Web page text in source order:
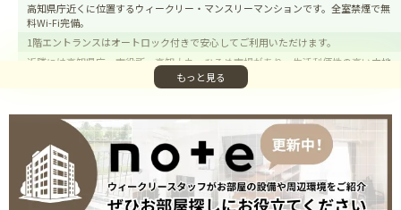
高知県庁近くに位置するウィークリー・マンスリーマンションです。全室禁煙で無
料Wi-Fi完備。
1階エントランスはオートロック付きで安心してご利用いただけます。
近隣には高知県庁・市役所・高知大丸・ひろめ市場があり、生活利便性の高い立地
もっと見る